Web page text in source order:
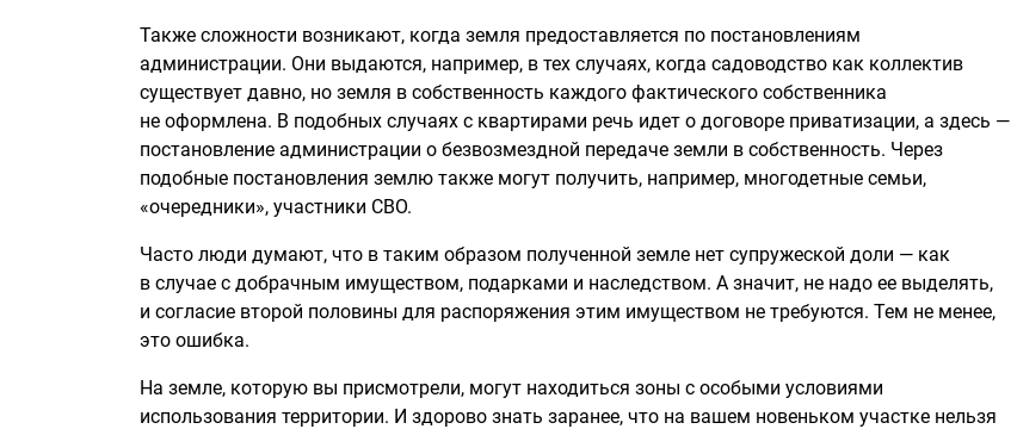
Также сложности возникают, когда земля предоставляется по постановлениям
администрации. Они выдаются, например, в тех случаях, когда садоводство как коллектив
существует давно, но земля в собственность каждого фактического собственника
не оформлена. В подобных случаях с квартирами речь идет о договоре приватизации, а здесь —
постановление администрации о безвозмездной передаче земли в собственность. Через
подобные постановления землю также могут получить, например, многодетные семьи,
«очередники», участники СВО.
Часто люди думают, что в таким образом полученной земле нет супружеской доли — как
в случае с добрачным имуществом, подарками и наследством. А значит, не надо ее выделять,
и согласие второй половины для распоряжения этим имуществом не требуются. Тем не менее,
это ошибка.
На земле, которую вы присмотрели, могут находиться зоны с особыми условиями
использования территории. И здорово знать заранее, что на вашем новеньком участке нельзя